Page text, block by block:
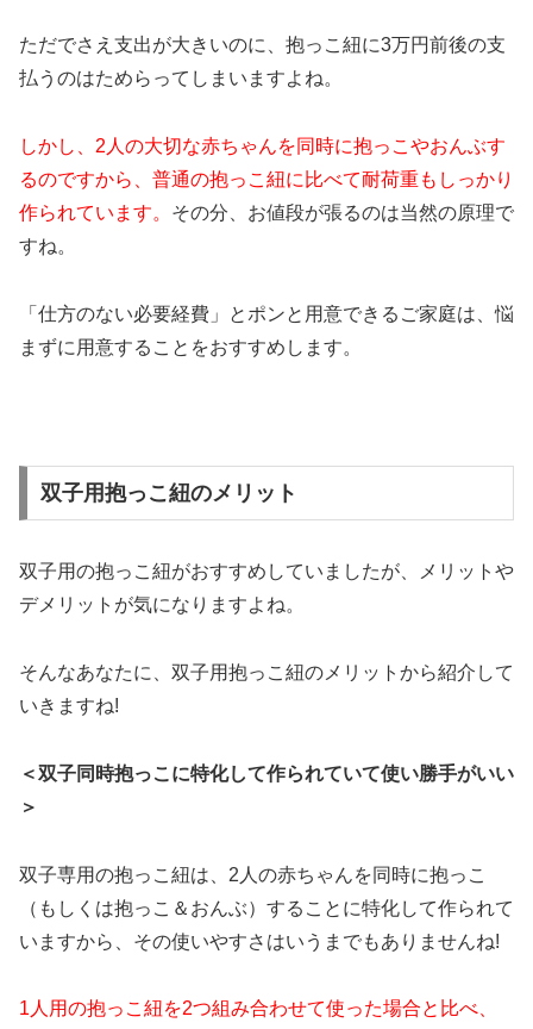
ただでさえ支出が大きいのに、抱っこ紐に3万円前後の支
払うのはためらってしまいますよね。
しかし、2人の大切な赤ちゃんを同時に抱っこやおんぶす
るのですから、普通の抱っこ紐に比べて耐荷重もしっかり
作られています。 その分、お値段が張るのは当然の原理で
すね。
「仕方のない必要経費」とポンと用意できるご家庭は、悩
まずに用意することをおすすめします。
双子用抱っこ紐のメリット
双子用の抱っこ紐がおすすめしていましたが、メリットや
デメリットが気になりますよね。
そんなあなたに、双子用抱っこ紐のメリットから紹介して
いきますね!
＜双子同時抱っこに特化して作られていて使い勝手がいい
＞
双子専用の抱っこ紐は、2人の赤ちゃんを同時に抱っこ
（もしくは抱っこ＆おんぶ）することに特化して作られて
いますから、その使いやすさはいうまでもありませんね!
1人用の抱っこ紐を2つ組み合わせて使った場合と比べ、